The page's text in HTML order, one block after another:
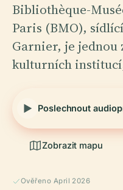
Bibliothèque-
Paris (BMO),
Garnier, je jednou
kulturních
Poslechnout
Zobrazit mapu
Ověřeno April 2026